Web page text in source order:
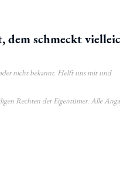
dem schmeckt
nicht bekannt. Helft uns mit und
Rechten der Eigentümer. Alle